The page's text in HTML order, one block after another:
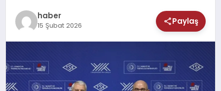
haber
15 Şubat 2026 Paylaş